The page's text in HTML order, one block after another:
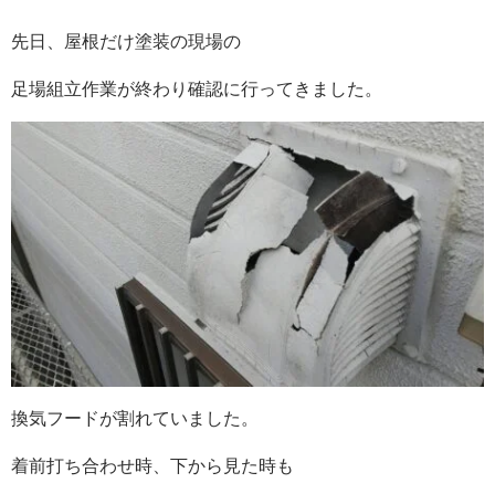
先日、屋根だけ塗装の現場の
足場組立作業が終わり確認に行ってきました。
換気フードが割れていました。
着前打ち合わせ時、下から見た時も